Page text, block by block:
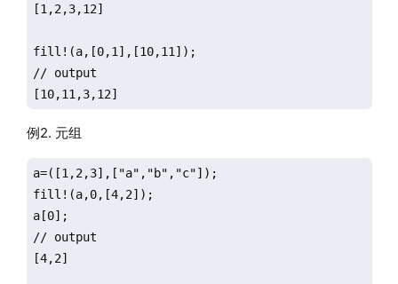
[1,2,3,12]
fill!(a,[0,1],[10,11]);
// output
[10,11,3,12]
例2. 元组
a=([1,2,3],["a","b","c"]);
fill!(a,0,[4,2]);
a[0];
// output
[4,2]